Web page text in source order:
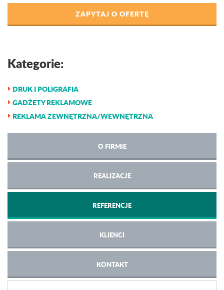
ZAPYTAJ O OFERTĘ
Kategorie:
DRUK I POLIGRAFIA
GADŻETY REKLAMOWE
REKLAMA ZEWNĘTRZNA/WEWNĘTRZNA
O FIRMIE
REALIZACJE
REFERENCJE
KLIENCI
KONTAKT